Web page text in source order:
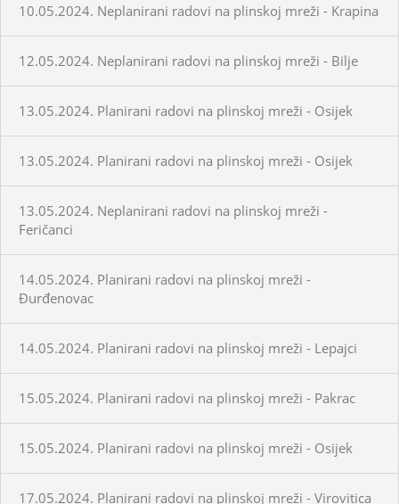
10.05.2024. Neplanirani radovi na plinskoj mreži - Krapina
12.05.2024. Neplanirani radovi na plinskoj mreži - Bilje
13.05.2024. Planirani radovi na plinskoj mreži - Osijek
13.05.2024. Planirani radovi na plinskoj mreži - Osijek
13.05.2024. Neplanirani radovi na plinskoj mreži -
Feričanci
14.05.2024. Planirani radovi na plinskoj mreži -
Đurđenovac
14.05.2024. Planirani radovi na plinskoj mreži - Lepajci
15.05.2024. Planirani radovi na plinskoj mreži - Pakrac
15.05.2024. Planirani radovi na plinskoj mreži - Osijek
17.05.2024. Planirani radovi na plinskoj mreži - Virovitica